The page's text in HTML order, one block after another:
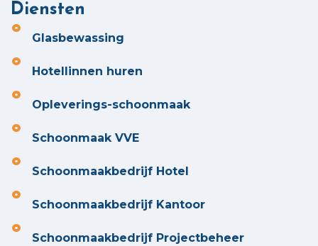
Diensten
Glasbewassing
Hotellinnen huren
Opleverings-schoonmaak
Schoonmaak VVE
Schoonmaakbedrijf Hotel
Schoonmaakbedrijf Kantoor
Schoonmaakbedrijf Projectbeheer